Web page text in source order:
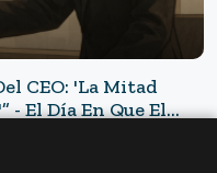
CEO: 'La Mitad
- El Día En Que El